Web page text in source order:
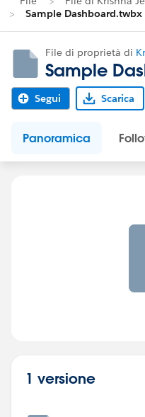
Sample Dashboard.twbx
File di proprietà di
Sample
Segui Scarica
Panoramica
1 versione